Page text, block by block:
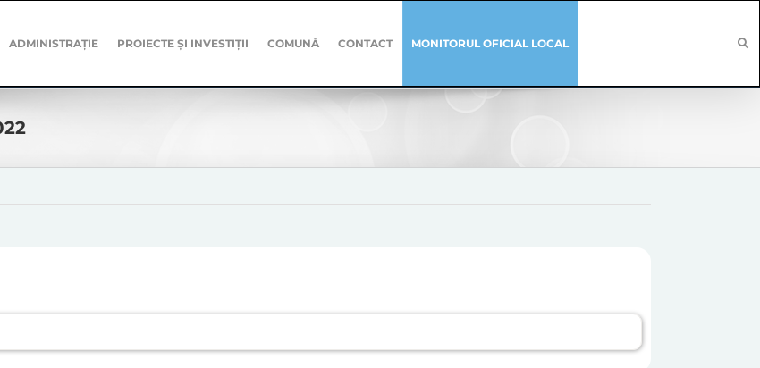
ADMINISTRAȚIE PROIECTE ȘI INVESTIȚII COMUNĂ CONTACT MONITORUL OFICIAL LOCAL